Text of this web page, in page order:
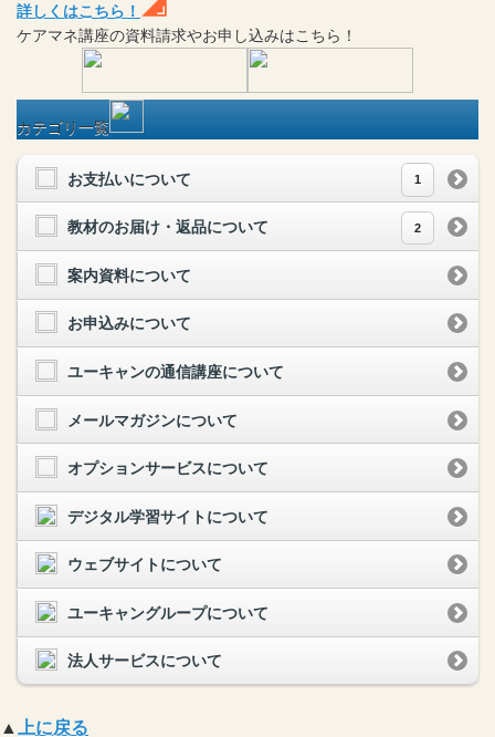
詳しくはこちら！
ケアマネ講座の資料請求やお申し込みはこちら！
カテゴリ一覧
お支払いについて 1
教材のお届け・返品について 2
案内資料について
お申込みについて
ユーキャンの通信講座について
メールマガジンについて
オプションサービスについて
デジタル学習サイトについて
ウェブサイトについて
ユーキャングループについて
法人サービスについて
▲ 上に戻る